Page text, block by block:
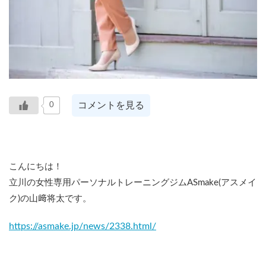
0 コメントを見る
こんにちは！
立川の女性専用パーソナルトレーニングジムASmake(アスメイ
ク)の山﨑将太です。
https://asmake.jp/news/2338.html/